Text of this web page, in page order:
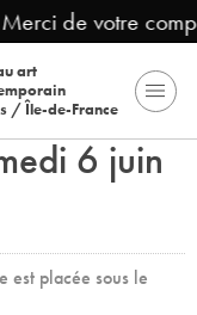
de votre
art
/ Île-de-France
6 juin
est placée sous le